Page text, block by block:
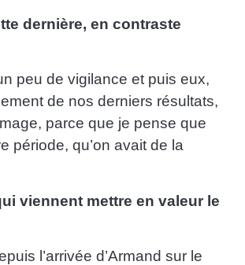
dernière, en contraste
peu de vigilance et puis eux,
de nos derniers résultats,
parce que je pense que
période, qu’on avait de la
viennent mettre en valeur le
l’arrivée d’Armand sur le